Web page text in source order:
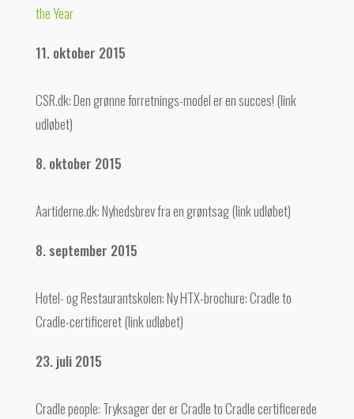
the Year
11. oktober 2015
CSR.dk: Den grønne forretnings-model er en succes! (link
udløbet)
8. oktober 2015
Aartiderne.dk: Nyhedsbrev fra en grøntsag (link udløbet)
8. september 2015
Hotel- og Restaurantskolen: Ny HTX-brochure: Cradle to
Cradle-certificeret (link udløbet)
23. juli 2015
Cradle people: Tryksager der er Cradle to Cradle certificerede